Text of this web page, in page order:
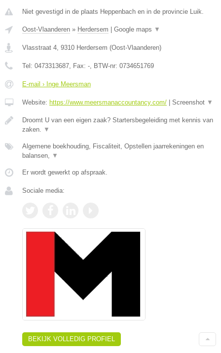
Niet gevestigd in de plaats Heppenbach en in de provincie Luik.
Oost-Vlaanderen » Herdersem | Google maps ▼
Vlasstraat 4 9310 Herdersem (Oost-Vlaanderen)
Tel: 0473313687 , Fax: - , BTW-nr: 0734651769
E-mail › Inge Meersman
Website: https://www.meersmanaccountancy.com/ | Screenshot ▼
Droomt U van een eigen zaak? Startersbegeleiding met kennis van
zaken.
▼
Algemene boekhouding, Fiscaliteit, Opstellen jaarrekeningen en
balansen,
▼
Er wordt gewerkt op afspraak.
Sociale media:
BEKIJK VOLLEDIG PROFIEL